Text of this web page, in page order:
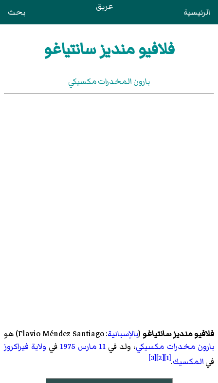
الرئيسية عريق بحث
فلافيو منديز سانتياغو
بارون المخدرات مكسيكي
فلافيو منديز سانتياغو (بالإسبانية:
Flavio Méndez Santiago)‏ هو
بارون مخدرات مكسيكي، ولد في 11 مارس 1975 في ولاية فيراكروز
فيالمكسيك.
[1]
[2]
[3]